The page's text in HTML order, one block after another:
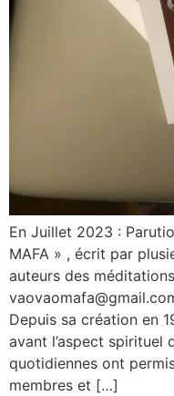
En Juillet 2023 :
MAFA » , écrit par
auteurs des
Depuis sa création en
avant l’aspect spirituel
quotidiennes ont
membres et […]